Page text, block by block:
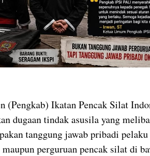
(Pengkab) Ikatan Pencak Silat
dugaan tindak asusila yang
tanggung jawab pribadi pelaku
perguruan pencak silat di